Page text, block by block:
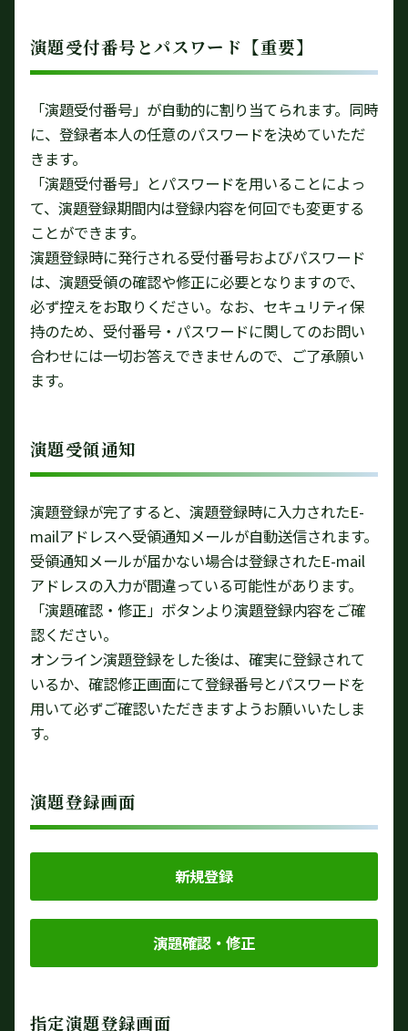
演題受付番号とパスワード【重要】
「演題受付番号」が自動的に割り当てられます。同時
に、登録者本人の任意のパスワードを決めていただ
きます。
「演題受付番号」とパスワードを用いることによっ
て、演題登録期間内は登録内容を何回でも変更する
ことができます。
演題登録時に発行される受付番号およびパスワード
は、演題受領の確認や修正に必要となりますので、
必ず控えをお取りください。なお、セキュリティ保
持のため、受付番号・パスワードに関してのお問い
合わせには一切お答えできませんので、ご了承願い
ます。
演題受領通知
演題登録が完了すると、演題登録時に入力されたE-
mailアドレスへ受領通知メールが自動送信されます。
受領通知メールが届かない場合は登録されたE-mail
アドレスの入力が間違っている可能性があります。
「演題確認・修正」ボタンより演題登録内容をご確
認ください。
オンライン演題登録をした後は、確実に登録されて
いるか、確認修正画面にて登録番号とパスワードを
用いて必ずご確認いただきますようお願いいたしま
す。
演題登録画面
新規登録
演題確認・修正
指定演題登録画面